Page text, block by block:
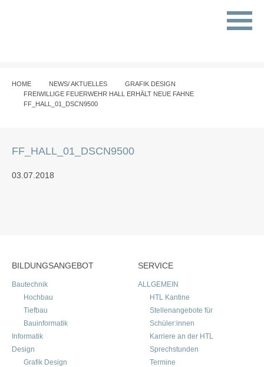
HOME NEWS/ AKTUELLES
GRAFIK DESIGN
FREIWILLIGE FEUERWEHR HALL ERHÄLT NEUE FAHNE
FF_HALL_01_DSCN9500
FF_HALL_01_DSCN9500
03.07.2018
BILDUNGSANGEBOT
Bautechnik
Hochbau
Tiefbau
Bauinformatik
Informatik
Design
Grafik Design
SERVICE
ALLGEMEIN
HTL Kantine
Stellenangebote für
Schüler:innen
Karriere an der HTL
Sprechstunden
Termine